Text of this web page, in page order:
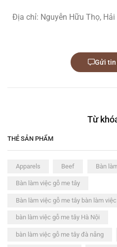
Địa chỉ: Nguyễn Hữu Thọ, Hải
Gửi tin
Từ
THẺ SẢN PHẨM
Apparels Beef Bàn
Bàn làm việc gỗ me tây
Bàn làm việc gỗ me tây bàn làm
bàn làm việc gỗ me tây Hà Nội
bàn làm việc gỗ me tây đà nẵng